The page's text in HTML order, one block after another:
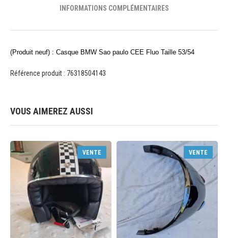
INFORMATIONS COMPLÉMENTAIRES
(Produit neuf) : Casque BMW Sao paulo CEE Fluo Taille 53/54
Référence produit : 76318504143
VOUS AIMEREZ AUSSI
VENTE VENTE